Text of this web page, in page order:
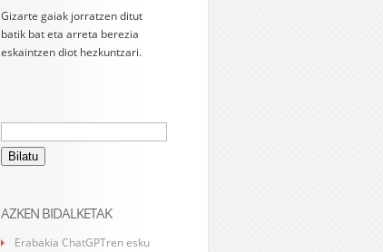
Gizarte gaiak jorratzen ditut
batik bat eta arreta berezia
eskaintzen diot hezkuntzari.
Bilatu:
AZKEN BIDALKETAK
Erabakia ChatGPTren esku